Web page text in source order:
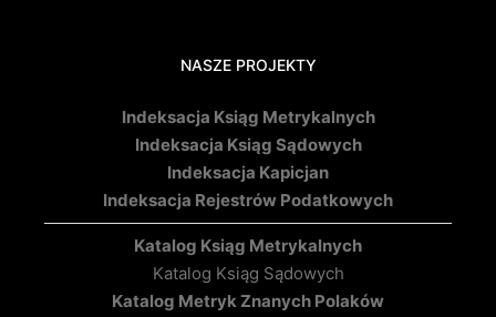
NASZE PROJEKTY
Indeksacja Ksiąg Metrykalnych
Indeksacja Ksiąg Sądowych
Indeksacja Kapicjan
Indeksacja Rejestrów Podatkowych
Katalog Ksiąg Metrykalnych
Katalog Ksiąg Sądowych
Katalog Metryk Znanych Polaków